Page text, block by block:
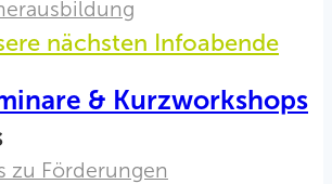
nächsten Infoabende
& Kurzworkshops
zu Förderungen